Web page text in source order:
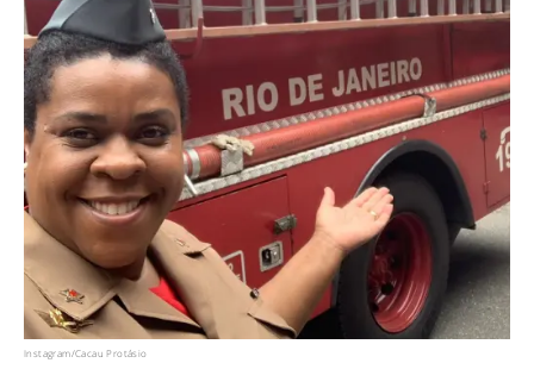
Instagram/Cacau Protásio